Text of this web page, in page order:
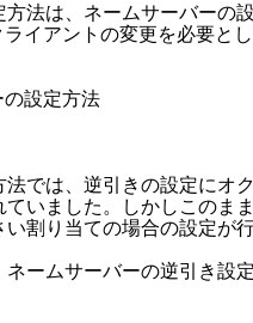
法は、ネームサーバーの
アントの変更を必要とし
設定方法
では、逆引きの設定にオ
いました。しかしこのま
割り当ての場合の設定が行
ームサーバーの逆引き設